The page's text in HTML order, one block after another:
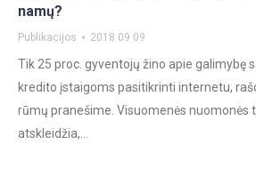
namų?
Publikacijos 2018 09 09
Tik 25 proc. gyventojų žino apie galimybę
kredito įstaigoms pasitikrinti internetu,
rūmų pranešime. Visuomenės nuomonės
atskleidžia,…